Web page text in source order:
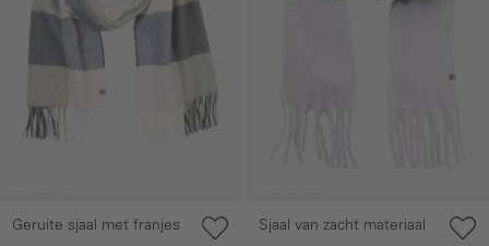
Geruite sjaal met franjes Sjaal van zacht materiaal